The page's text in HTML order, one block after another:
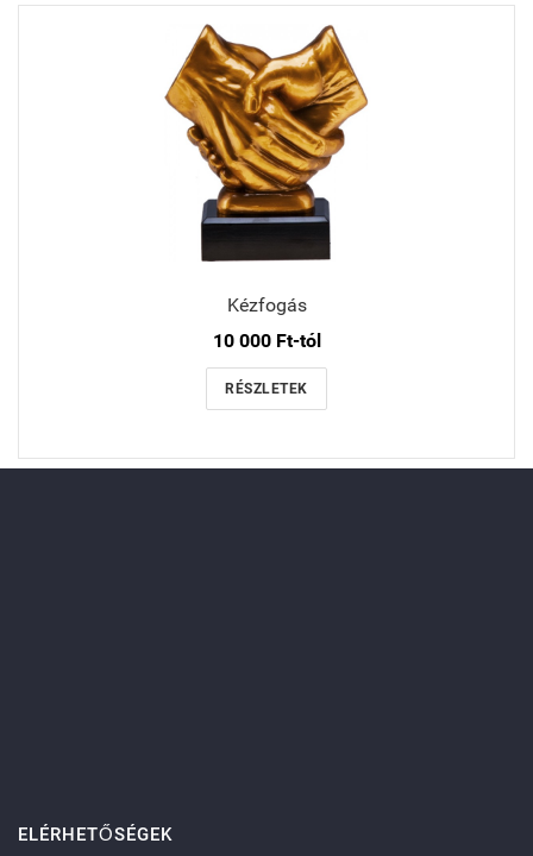
Kézfogás
10 000 Ft-tól
RÉSZLETEK
ELÉRHETŐSÉGEK